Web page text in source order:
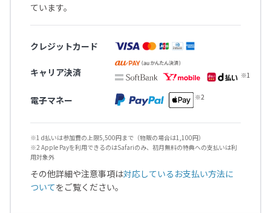
ています。
クレジットカード
キャリア決済
電子マネー
※1 d払いは参加費の上限5,500円まで（物販の場合は1,100円）
※2 Apple Payを利用できるのはSafariのみ、初月無料の特典への支払いは利
用対象外
その他詳細や注意事項は対応しているお支払い方法に
ついてをご覧ください。